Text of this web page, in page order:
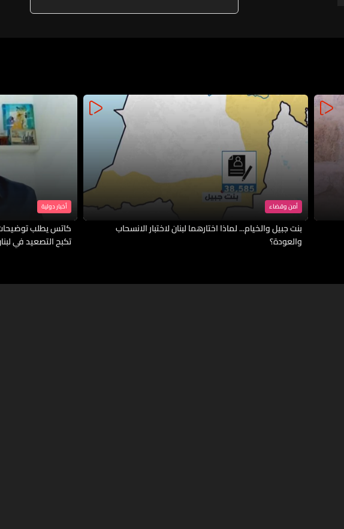
أمن وقضاء
بنت جبيل والخيام... لماذا اختارهما لبنان لاختبار الانسحاب
والعودة؟
أخبار دولية
كاتس يطلب
تكبح التصعيد في